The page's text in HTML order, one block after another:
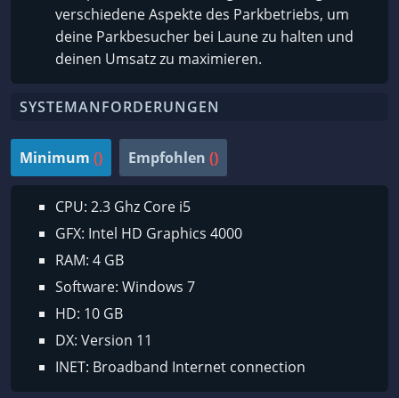
verschiedene Aspekte des Parkbetriebs, um
deine Parkbesucher bei Laune zu halten und
deinen Umsatz zu maximieren.
SYSTEMANFORDERUNGEN
Minimum () Empfohlen ()
CPU: 2.3 Ghz Core i5
GFX: Intel HD Graphics 4000
RAM: 4 GB
Software: Windows 7
HD: 10 GB
DX: Version 11
INET: Broadband Internet connection